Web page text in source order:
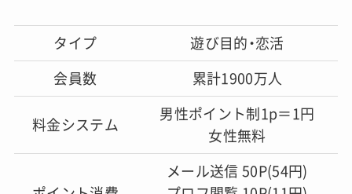
タイプ
遊び目的・恋活
会員数
累計1900万人
料金システム
男性ポイント制1p＝1円
女性無料
メール送信 50P(54円)